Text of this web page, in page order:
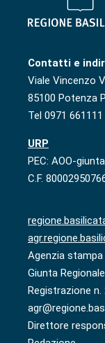
Contatti e
Viale Vincenzo
85100 Potenza
Tel 0971 661111
URP
PEC: AOO-
C.F.
Agenzia stampa
Giunta
Registrazione
Direttore